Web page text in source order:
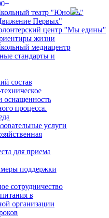
театр "Юность"
Первых"
центр "Мы едины"
жизни
медиацентр
стандарты и
состав
оснащенность
процесса.
услуги
для приема
поддержки
сотрудничество
в
организации